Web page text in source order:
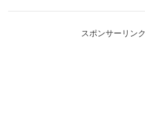
スポンサーリンク